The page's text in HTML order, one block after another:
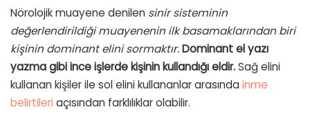
Nörolojik muayene denilen sinir sisteminin
değerlendirildiği muayenenin ilk basamaklarından biri
kişinin dominant elini sormaktır.Dominant el yazı
yazma gibi ince işlerde kişinin kullandığı eldir.Sağ elini
kullanan kişiler ile sol elini kullananlar arasında inme
belirtileri açısından farklılıklar olabilir.